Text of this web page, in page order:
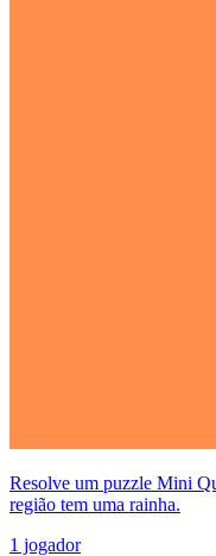
Resolve um puzzle Mini
região tem uma rainha.
1 jogador